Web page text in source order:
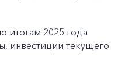
итогам 2025 года
инвестиции текущего